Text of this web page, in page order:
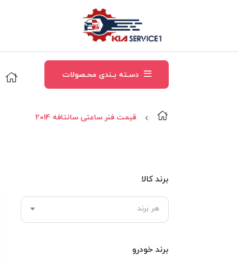
دسـته بـندی محـصولات
قيمت فنر ساعتی سانتافه 2014
برند کالا
هر برند
برند خودرو